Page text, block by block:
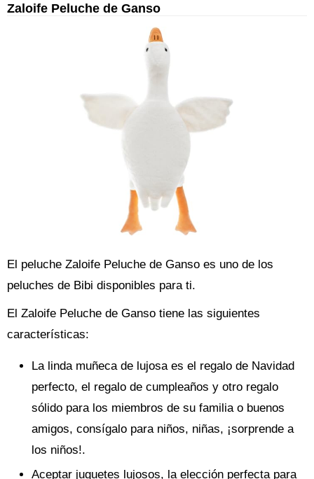
Zaloife Peluche de Ganso
El peluche Zaloife Peluche de Ganso es uno de los
peluches de Bibi disponibles para ti.
El Zaloife Peluche de Ganso tiene las siguientes
características:
La linda muñeca de lujosa es el regalo de Navidad
perfecto, el regalo de cumpleaños y otro regalo
sólido para los miembros de su familia o buenos
amigos, consígalo para niños, niñas, ¡sorprende a
los niños!.
Aceptar juguetes lujosos, la elección perfecta para